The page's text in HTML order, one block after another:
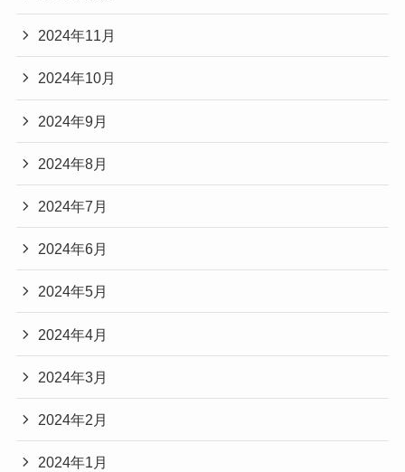
2024年11月
2024年10月
2024年9月
2024年8月
2024年7月
2024年6月
2024年5月
2024年4月
2024年3月
2024年2月
2024年1月